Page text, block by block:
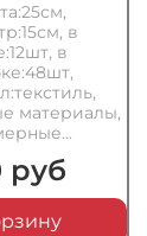
в
в
материалы,
руб